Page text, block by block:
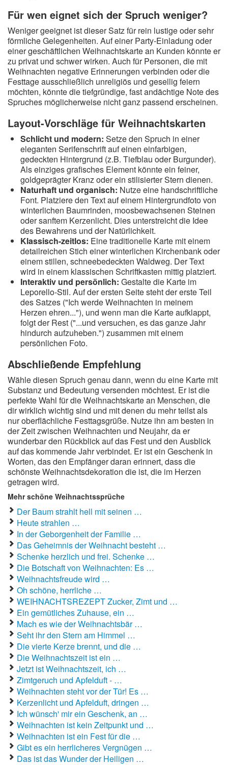
Für wen eignet sich der Spruch weniger?
Weniger geeignet ist dieser Satz für rein lustige oder sehr
förmliche Gelegenheiten. Auf einer Party-Einladung oder
einer geschäftlichen Weihnachtskarte an Kunden könnte er
zu privat und schwer wirken. Auch für Personen, die mit
Weihnachten negative Erinnerungen verbinden oder die
Festtage ausschließlich unreligiös und gesellig feiern
möchten, könnte die tiefgründige, fast andächtige Note des
Spruches möglicherweise nicht ganz passend erscheinen.
Layout-Vorschläge für Weihnachtskarten
Schlicht und modern: Setze den Spruch in einer
eleganten Serifenschrift auf einen einfarbigen,
gedeckten Hintergrund (z.B. Tiefblau oder Burgunder).
Als einziges grafisches Element könnte ein feiner,
goldgeprägter Kranz oder ein stilisierter Stern dienen.
Naturhaft und organisch: Nutze eine handschriftliche
Font. Platziere den Text auf einem Hintergrundfoto von
winterlichen Baumrinden, moosbewachsenen Steinen
oder sanftem Kerzenlicht. Dies unterstreicht die Idee
des Bewahrens und der Natürlichkeit.
Klassisch-zeitlos: Eine traditionelle Karte mit einem
detailreichen Stich einer winterlichen Kirchenbank oder
einem stillen, schneebedeckten Waldweg. Der Text
wird in einem klassischen Schriftkasten mittig platziert.
Interaktiv und persönlich: Gestalte die Karte im
Leporello-Stil. Auf der ersten Seite steht der erste Teil
des Satzes ("Ich werde Weihnachten in meinem
Herzen ehren..."), und wenn man die Karte aufklappt,
folgt der Rest ("...und versuchen, es das ganze Jahr
hindurch aufzuheben.") zusammen mit einem
persönlichen Foto.
Abschließende Empfehlung
Wähle diesen Spruch genau dann, wenn du eine Karte mit
Substanz und Bedeutung versenden möchtest. Er ist die
perfekte Wahl für die Weihnachtskarte an Menschen, die
dir wirklich wichtig sind und mit denen du mehr teilst als
nur oberflächliche Festtagsgrüße. Nutze ihn am besten in
der Zeit zwischen Weihnachten und Neujahr, da er
wunderbar den Rückblick auf das Fest und den Ausblick
auf das kommende Jahr verbindet. Er ist ein Geschenk in
Worten, das den Empfänger daran erinnert, dass die
schönste Weihnachtsdekoration die ist, die im Herzen
getragen wird.
Mehr schöne Weihnachtssprüche
Der Baum strahlt hell mit seinen …
Heute strahlen …
In der Geborgenheit der Familie …
Das Geheimnis der Weihnacht besteht …
Schenke herzlich und frei. Schenke …
Die Botschaft von Weihnachten: Es …
Weihnachtsfreude wird …
Oh schöne, herrliche …
WEIHNACHTSREZEPT Zucker, Zimt und …
Ein gemütliches Zuhause, ein …
Mach es wie der Weihnachtsbär …
Seht ihr den Stern am Himmel …
Die vierte Kerze brennt, und die …
Die Weihnachtszeit ist ein …
Jetzt ist Weihnachtszeit, ich …
Zimtgeruch und Apfelduft - …
Weihnachten steht vor der Tür! Es …
Kerzenlicht und Apfelduft, dringen …
Ich wünsch' mir ein Geschenk, an …
Weihnachten ist kein Zeitpunkt und …
Weihnachten ist ein Fest für die …
Gibt es ein herrlicheres Vergnügen …
Das ist das Wunder der Heiligen …